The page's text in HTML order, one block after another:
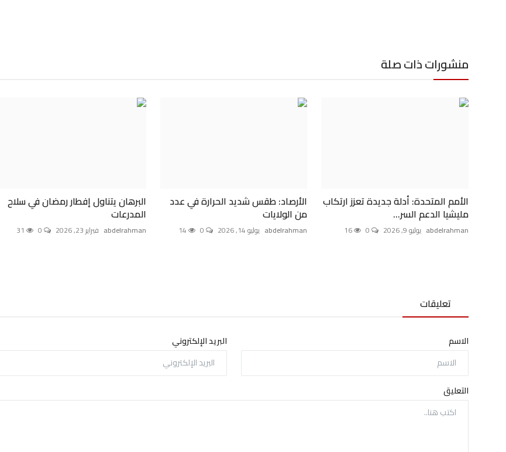
منشورات ذات صلة
الأمم المتحدة: أدلة جديدة تعزز ارتكاب
مليشيا الدعم السر...
abdelrahman يوليو 9, 2026
الأرصاد: طقس شديد الحرارة في عدد
من الولايات
abdelrahman يوليو 14, 2026 0
14
البرهان يتناول إفطار رمضان في سلاح
المدرعات
abdelrahman فبراير 23, 2026
تعليقات
الاسم البريد الإلكتروني
التعليق